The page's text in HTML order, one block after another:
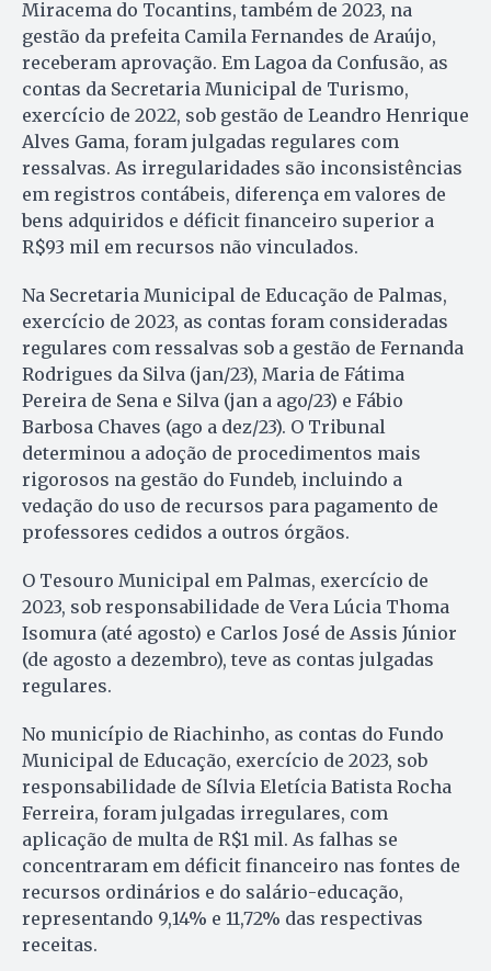
Miracema do Tocantins, também de 2023, na
gestão da prefeita Camila Fernandes de Araújo,
receberam aprovação. Em Lagoa da Confusão, as
contas da Secretaria Municipal de Turismo,
exercício de 2022, sob gestão de Leandro Henrique
Alves Gama, foram julgadas regulares com
ressalvas. As irregularidades são inconsistências
em registros contábeis, diferença em valores de
bens adquiridos e déficit financeiro superior a
R$93 mil em recursos não vinculados.
Na Secretaria Municipal de Educação de Palmas,
exercício de 2023, as contas foram consideradas
regulares com ressalvas sob a gestão de Fernanda
Rodrigues da Silva (jan/23), Maria de Fátima
Pereira de Sena e Silva (jan a ago/23) e Fábio
Barbosa Chaves (ago a dez/23). O Tribunal
determinou a adoção de procedimentos mais
rigorosos na gestão do Fundeb, incluindo a
vedação do uso de recursos para pagamento de
professores cedidos a outros órgãos.
O Tesouro Municipal em Palmas, exercício de
2023, sob responsabilidade de Vera Lúcia Thoma
Isomura (até agosto) e Carlos José de Assis Júnior
(de agosto a dezembro), teve as contas julgadas
regulares.
No município de Riachinho, as contas do Fundo
Municipal de Educação, exercício de 2023, sob
responsabilidade de Sílvia Eletícia Batista Rocha
Ferreira, foram julgadas irregulares, com
aplicação de multa de R$1 mil. As falhas se
concentraram em déficit financeiro nas fontes de
recursos ordinários e do salário-educação,
representando 9,14% e 11,72% das respectivas
receitas.